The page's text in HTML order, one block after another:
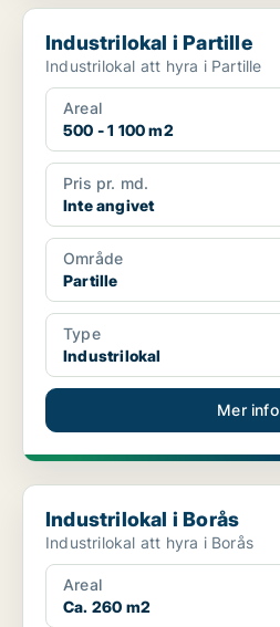
Industrilokal i Partille
Industrilokal i Partille
Industrilokal att hyra i Partille
Areal
500 - 1 100 m2
Pris pr. md.
Inte angivet
Område
Partille
Type
Industrilokal
Mer info
Industrilokal i Borås
Industrilokal i Borås
Industrilokal att hyra i Borås
Areal
Ca. 260 m2